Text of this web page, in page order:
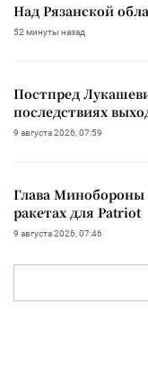
Над Рязанской
52 минуты назад
Постпред
последствиях
9 августа 2026, 07:59
Глава Минобороны
ракетах для Patriot
9 августа 2026, 07:46